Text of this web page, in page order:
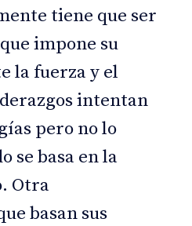
tiene que ser
impone su
la fuerza y el
intentan
pero no lo
se basa en la
Otra
basan sus